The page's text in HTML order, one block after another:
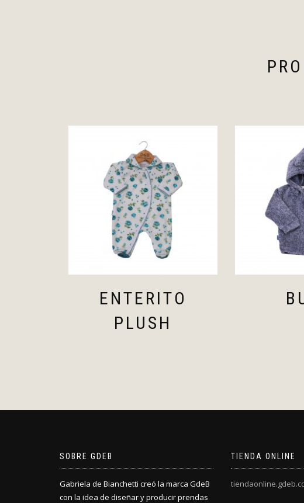
ENTERITO
PLUSH
SOBRE GDEB
Gabriela de Bianchetti creó la marca GdeB
con la idea de diseñar y producir prendas
TIENDA ONLINE